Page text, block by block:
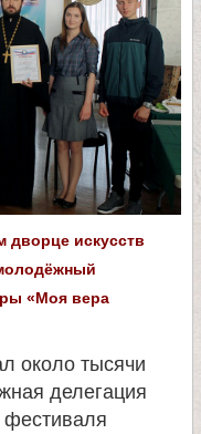
дворце искусств
«Моя вера
около тысячи
делегация